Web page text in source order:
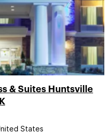
& Suites Huntsville
States